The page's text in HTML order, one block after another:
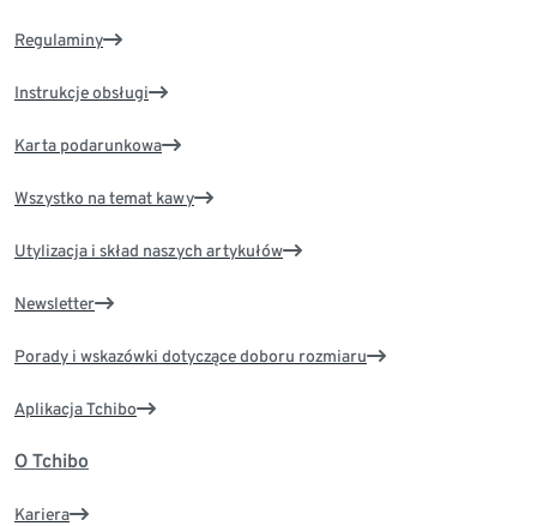
Regulaminy
Instrukcje obsługi
Karta podarunkowa
Wszystko na temat kawy
Utylizacja i skład naszych artykułów
Newsletter
Porady i wskazówki dotyczące doboru rozmiaru
Aplikacja Tchibo
O Tchibo
Kariera